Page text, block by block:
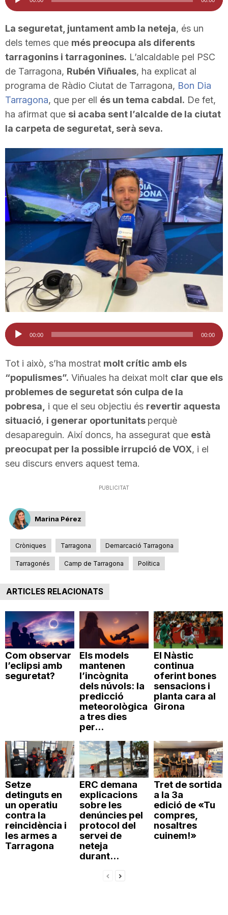
i
u
d
T
a
r
g
o
n
d'àudio
La seguretat, juntament amb la neteja, és un
dels temes que més preocupa als diferents
tarragonins i tarragonines. L’alcaldable pel PSC
de Tarragona, Rubén Viñuales, ha explicat al
programa de Ràdio Ciutat de Tarragona, Bon Dia
Tarragona, que per ell és un tema cabdal. De fet,
ha afirmat que si acaba sent l’alcalde de la ciutat
la carpeta de seguretat, serà seva.
Reproductor
d'àudio
00:00 00:00
Tot i això, s’ha mostrat molt crític amb els
“populismes”. Viñuales ha deixat molt clar que els
problemes de seguretat són culpa de la
pobresa,
i que el seu objectiu és revertir aquesta
situació, i generar oportunitats perquè
desapareguin. Així doncs, ha assegurat que està
preocupat per la possible irrupció de VOX, i el
seu discurs envers aquest tema.
PUBLICITAT
Marina Pérez
Cròniques Tarragona Demarcació Tarragona
Tarragonés Camp de Tarragona Política
ARTICLES RELACIONATS
Com observar
l’eclipsi amb
seguretat?
Els models
mantenen
l’incògnita
dels núvols: la
predicció
meteorològica
a tres dies
per...
El Nàstic
continua
oferint bones
sensacions i
planta cara al
Girona
Setze
detinguts en
un operatiu
contra la
reincidència i
les armes a
Tarragona
ERC demana
explicacions
sobre les
denúncies pel
protocol del
servei de
neteja
durant...
Tret de sortida
a la 3a
edició de «Tu
compres,
nosaltres
cuinem!»